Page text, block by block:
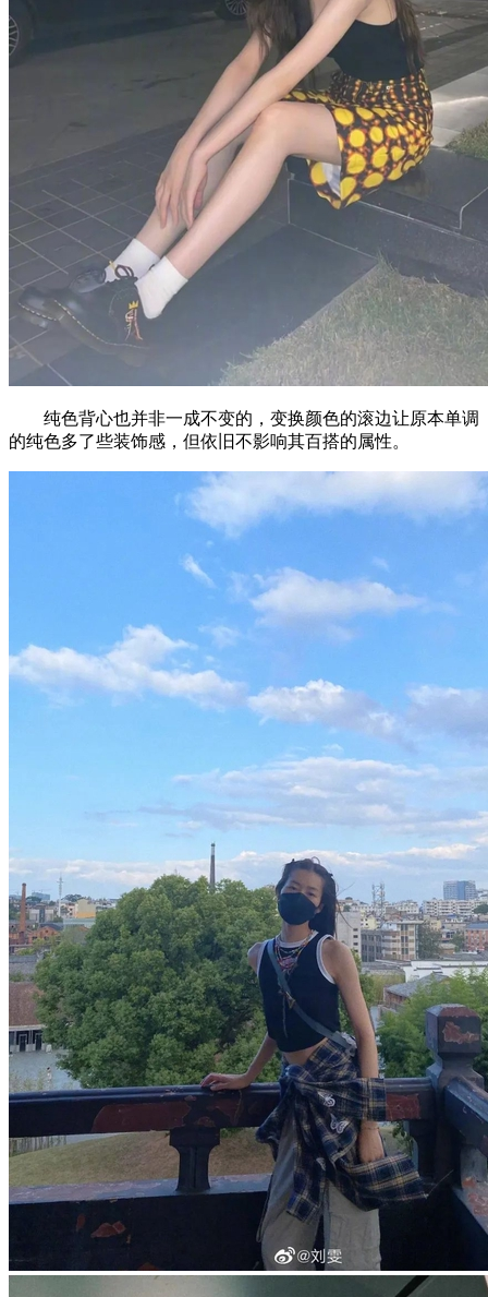
纯色背心也并非一成不变的，变换颜色的滚边让原本单调
的纯色多了些装饰感，但依旧不影响其百搭的属性。